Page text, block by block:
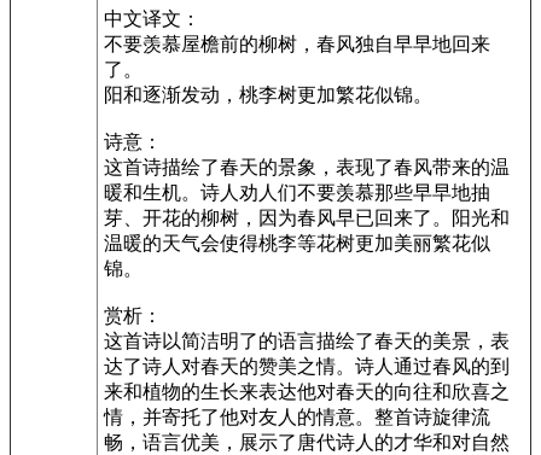
中文译文：
不要羡慕屋檐前的柳树，春风独自早早地回来
了。
阳和逐渐发动，桃李树更加繁花似锦。
诗意：
这首诗描绘了春天的景象，表现了春风带来的温
暖和生机。诗人劝人们不要羡慕那些早早地抽
芽、开花的柳树，因为春风早已回来了。阳光和
温暖的天气会使得桃李等花树更加美丽繁花似
锦。
赏析：
这首诗以简洁明了的语言描绘了春天的美景，表
达了诗人对春天的赞美之情。诗人通过春风的到
来和植物的生长来表达他对春天的向往和欣喜之
情，并寄托了他对友人的情意。整首诗旋律流
畅，语言优美，展示了唐代诗人的才华和对自然